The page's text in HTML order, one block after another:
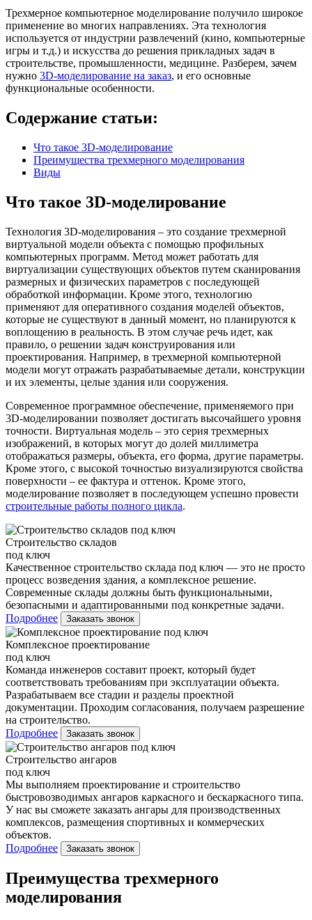
Трехмерное компьютерное моделирование получило широкое
применение во многих направлениях. Эта технология
используется от индустрии развлечений (кино, компьютерные
игры и т.д.) и искусства до решения прикладных задач в
строительстве, промышленности, медицине. Разберем, зачем
нужно 3D-моделирование на заказ, и его основные
функциональные особенности.
Содержание статьи:
Что такое 3D-моделирование
Преимущества трехмерного моделирования
Виды
Что такое 3D-моделирование
Технология 3D-моделирования – это создание трехмерной
виртуальной модели объекта с помощью профильных
компьютерных программ. Метод может работать для
виртуализации существующих объектов путем сканирования
размерных и физических параметров с последующей
обработкой информации. Кроме этого, технологию
применяют для оперативного создания моделей объектов,
которые не существуют в данный момент, но планируются к
воплощению в реальность. В этом случае речь идет, как
правило, о решении задач конструирования или
проектирования. Например, в трехмерной компьютерной
модели могут отражать разрабатываемые детали, конструкции
и их элементы, целые здания или сооружения.
Современное программное обеспечение, применяемого при
3D-моделировании позволяет достигать высочайшего уровня
точности. Виртуальная модель – это серия трехмерных
изображений, в которых могут до долей миллиметра
отображаться размеры, объекта, его форма, другие параметры.
Кроме этого, с высокой точностью визуализируются свойства
поверхности – ее фактура и оттенок. Кроме этого,
моделирование позволяет в последующем успешно провести
строительные работы полного цикла.
Строительство складов
под ключ
Качественное строительство склада под ключ — это не просто
процесс возведения здания, а комплексное решение.
Современные склады должны быть функциональными,
безопасными и адаптированными под конкретные задачи.
Подробнее
Заказать звонок
Комплексное проектирование
под ключ
Команда инженеров составит проект, который будет
соответствовать требованиям при эксплуатации объекта.
Разрабатываем все стадии и разделы проектной
документации. Проходим согласования, получаем разрешение
на строительство.
Подробнее
Заказать звонок
Строительство ангаров
под ключ
Мы выполняем проектирование и строительство
быстровозводимых ангаров каркасного и бескаркасного типа.
У нас вы сможете заказать ангары для производственных
комплексов, размещения спортивных и коммерческих
объектов.
Подробнее
Заказать звонок
Преимущества трехмерного
моделирования